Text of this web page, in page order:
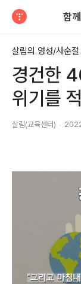
함
살림의 영성/사순
경건한
위기를
살림(교육센터)